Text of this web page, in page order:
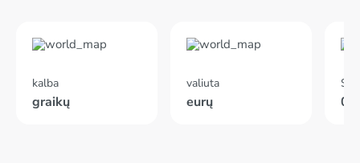
kalba
graikų
valiuta
eurų